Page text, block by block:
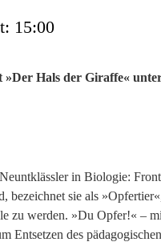
15:00
»Der Hals der Giraffe«
in Biologie:
sie als
zu werden. »Du Opfer!« –
Entsetzen des